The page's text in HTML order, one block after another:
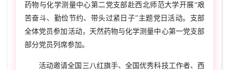
药物与化学测量中心第二党支部赴西北师范大学开展“艰
苦奋斗、勤俭节约、带头过紧日子”主题党日活动。支部
全体党员参加活动，天然药物与化学测量中心第一党支部
部分党员列席参加。
活动邀请全国三八红旗手、全国优秀科技工作者、西